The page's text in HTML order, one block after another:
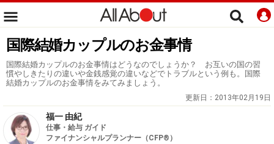
国際結婚カップルのお金事情
国際結婚カップルのお金事情はどうなのでしょうか？ お互いの国の習
慣やしきたりの違いや金銭感覚の違いなどでトラブルという例も。国際
結婚カップルのお金事情をみてみましょう。
更新日： 2013年02月19日
福一 由紀
仕事・給与 ガイド
ファイナンシャルプランナー（CFP®）